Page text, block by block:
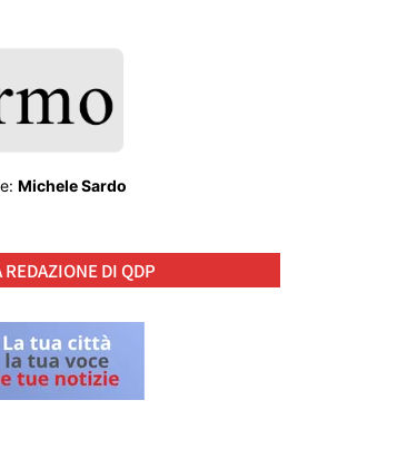
Michele Sardo
REDAZIONE DI QDP